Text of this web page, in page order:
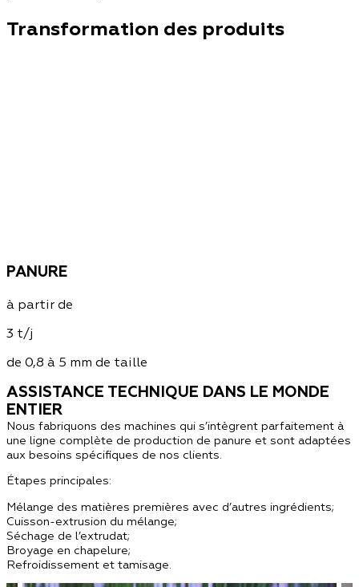
Transformation des produits
PANURE
à partir de
3 t/j
de 0,8 à 5 mm de taille
ASSISTANCE TECHNIQUE DANS LE MONDE
ENTIER
Nous fabriquons des machines qui s’intègrent parfaitement à
une ligne complète de production de panure et sont adaptées
aux besoins spécifiques de nos clients.
Étapes principales:
Mélange des matières premières avec d’autres ingrédients;
Cuisson-extrusion du mélange;
Séchage de l’extrudat;
Broyage en chapelure;
Refroidissement et tamisage.